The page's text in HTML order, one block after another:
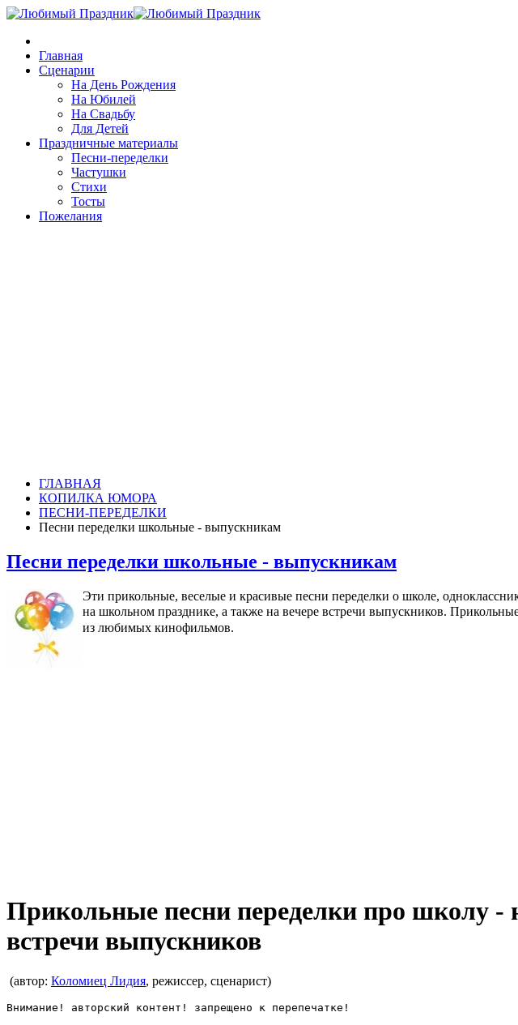
Главная
Сценарии
На День Рождения
На Юбилей
На Свадьбу
Для Детей
Праздничные материалы
Песни-переделки
Частушки
Стихи
Тосты
Пожелания
ГЛАВНАЯ
КОПИЛКА ЮМОРА
ПЕСНИ-ПЕРЕДЕЛКИ
Песни переделки школьные - выпускникам
Песни переделки школьные - выпускникам
Эти прикольные, веселые и красивые песни переделки о школе,
на школьном празднике, а также на вечере встречи выпускников.
из любимых кинофильмов.
Прикольные песни переделки про школу
встречи выпускников
(автор: Коломиец Лидия, режиссер, сценарист)
Внимание! авторский контент! запрещено к перепечатке!